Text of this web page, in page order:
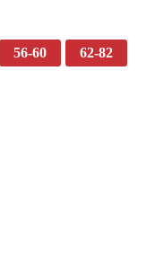
56-60 62-82